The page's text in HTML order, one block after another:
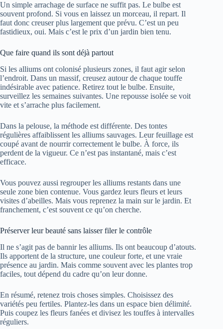
Un simple arrachage de surface ne suffit pas. Le bulbe est
souvent profond. Si vous en laissez un morceau, il repart. Il
faut donc creuser plus largement que prévu. C’est un peu
fastidieux, oui. Mais c’est le prix d’un jardin bien tenu.
Que faire quand ils sont déjà partout
Si les alliums ont colonisé plusieurs zones, il faut agir selon
l’endroit. Dans un massif, creusez autour de chaque touffe
indésirable avec patience. Retirez tout le bulbe. Ensuite,
surveillez les semaines suivantes. Une repousse isolée se voit
vite et s’arrache plus facilement.
Dans la pelouse, la méthode est différente. Des tontes
régulières affaiblissent les alliums sauvages. Leur feuillage est
coupé avant de nourrir correctement le bulbe. À force, ils
perdent de la vigueur. Ce n’est pas instantané, mais c’est
efficace.
Vous pouvez aussi regrouper les alliums restants dans une
seule zone bien contenue. Vous gardez leurs fleurs et leurs
visites d’abeilles. Mais vous reprenez la main sur le jardin. Et
franchement, c’est souvent ce qu’on cherche.
Préserver leur beauté sans laisser filer le contrôle
Il ne s’agit pas de bannir les alliums. Ils ont beaucoup d’atouts.
Ils apportent de la structure, une couleur forte, et une vraie
présence au jardin. Mais comme souvent avec les plantes trop
faciles, tout dépend du cadre qu’on leur donne.
En résumé, retenez trois choses simples. Choisissez des
variétés peu fertiles. Plantez-les dans un espace bien délimité.
Puis coupez les fleurs fanées et divisez les touffes à intervalles
réguliers.